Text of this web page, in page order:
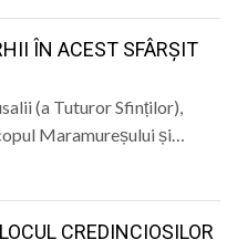
ÎN ACEST SFÂRȘIT
(a Tuturor Sfinților),
Maramureșului și…
CREDINCIOȘILOR